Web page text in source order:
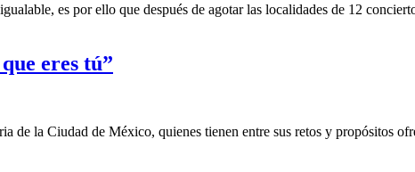
es por ello que después de agotar las localidades de 12
eres tú”
de la Ciudad de México, quienes tienen entre sus retos y propósitos